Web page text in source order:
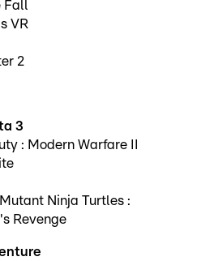
Fall
VR
2
3
: Modern Warfare II
Ninja Turtles :
Revenge